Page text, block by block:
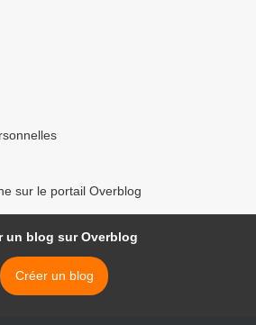
sur le portail Overblog
un blog sur Overblog
Créer un blog